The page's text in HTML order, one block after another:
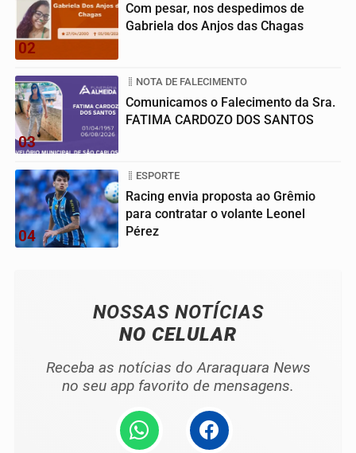
02
Com pesar, nos despedimos de
Gabriela dos Anjos das Chagas
03
NOTA DE FALECIMENTO
Comunicamos o Falecimento da Sra.
FATIMA CARDOZO DOS SANTOS
04
ESPORTE
Racing envia proposta ao Grêmio
para contratar o volante Leonel
Pérez
NOSSAS NOTÍCIAS
NO CELULAR
Receba as notícias do Araraquara News
no seu app favorito de mensagens.